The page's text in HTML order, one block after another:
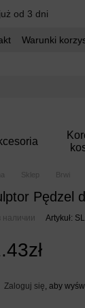
od 3 dni
Warunki
Sklep Brwi
Pędzel
наличии Artykuł:
Zaloguj się , aby